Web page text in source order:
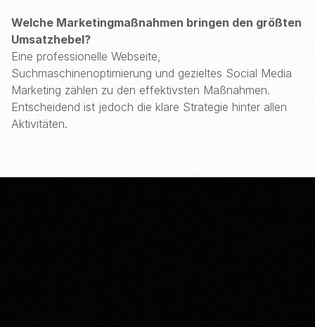
Welche Marketingmaßnahmen bringen den größten
Umsatzhebel?
Eine professionelle Webseite,
Suchmaschinenoptimierung und gezieltes Social Media
Marketing zählen zu den effektivsten Maßnahmen.
Entscheidend ist jedoch die klare Strategie hinter allen
Aktivitäten.